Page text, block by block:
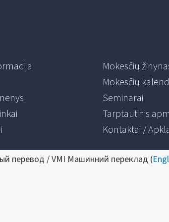
Mokesčių
Mokesčių
Seminarai
Tarptautinis
Kontaktai /
перевод / VMI Машинний переклад (